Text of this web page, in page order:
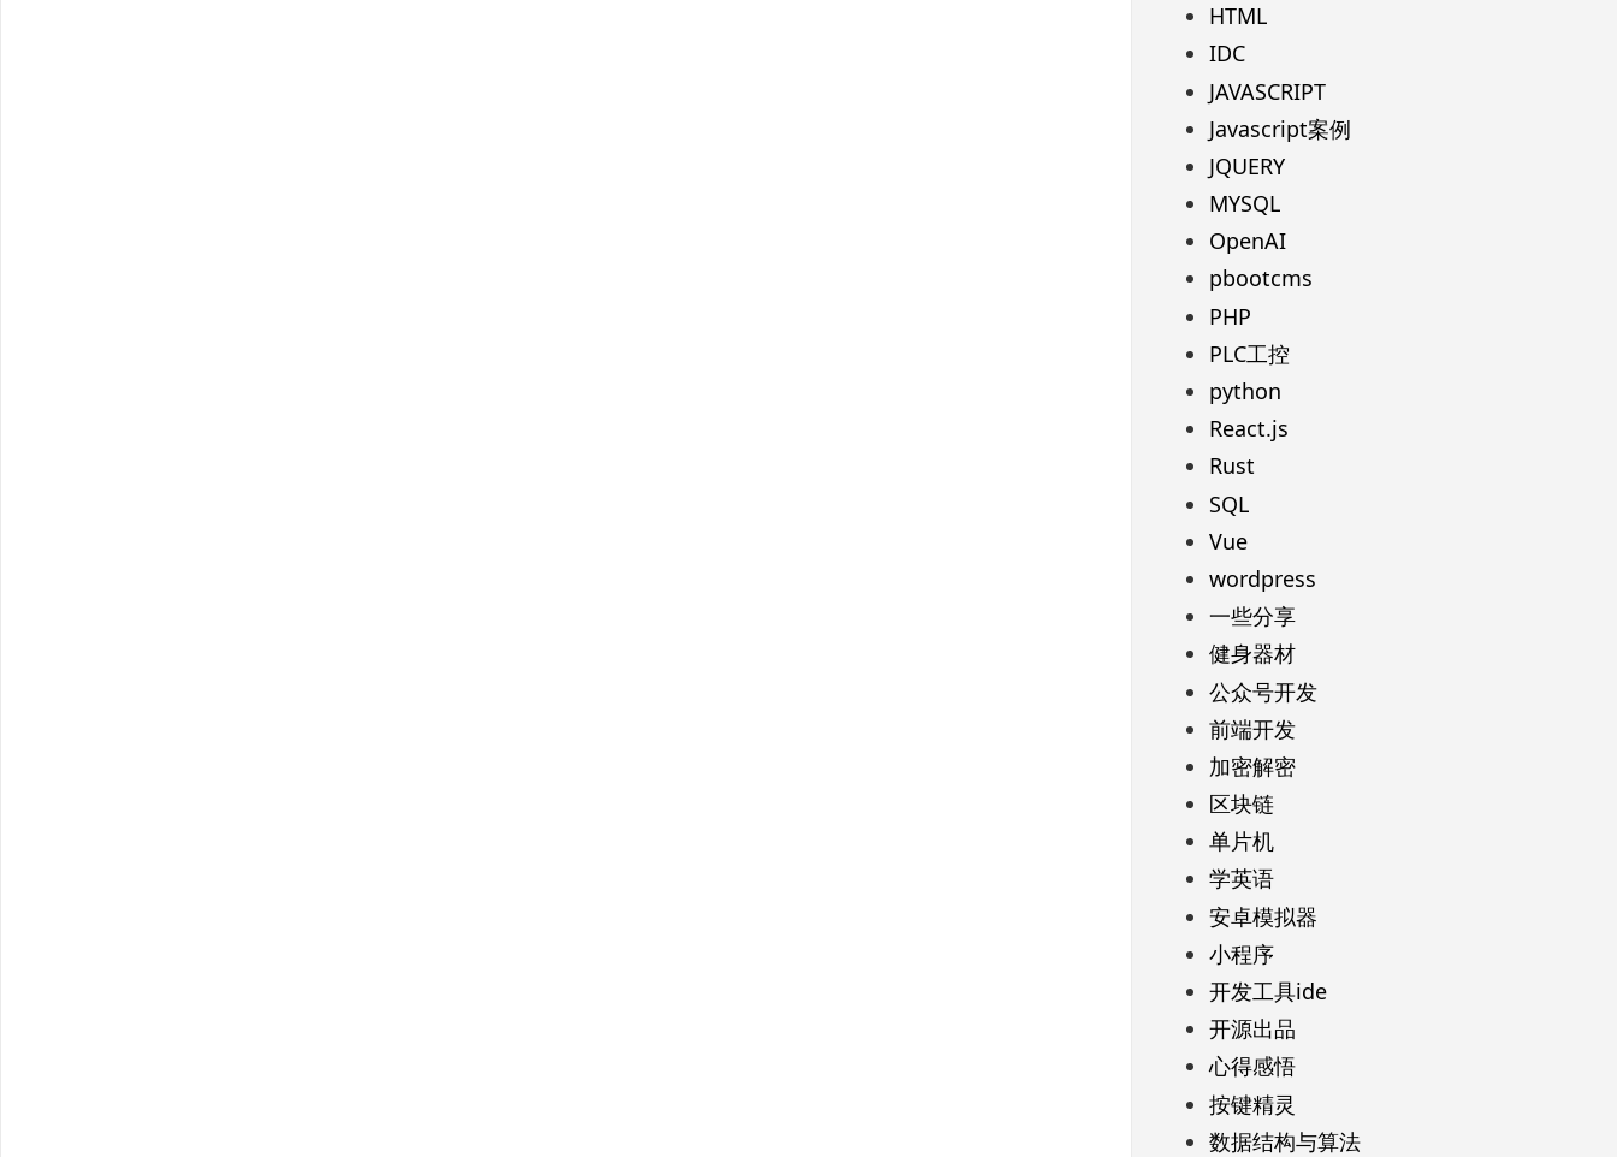
HTML
IDC
JAVASCRIPT
Javascript案例
JQUERY
MYSQL
OpenAI
pbootcms
PHP
PLC工控
python
React.js
Rust
SQL
Vue
wordpress
一些分享
健身器材
公众号开发
前端开发
加密解密
区块链
单片机
学英语
安卓模拟器
小程序
开发工具ide
开源出品
心得感悟
按键精灵
数据结构与算法